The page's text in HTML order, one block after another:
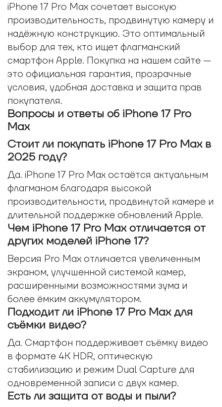
iPhone 17 Pro Max сочетает высокую
производительность, продвинутую камеру и
надёжную конструкцию. Это оптимальный
выбор для тех, кто ищет флагманский
смартфон Apple. Покупка на нашем сайте —
это официальная гарантия, прозрачные
условия, удобная доставка и защита прав
покупателя.
Вопросы и ответы об iPhone 17 Pro
Max
Стоит ли покупать iPhone 17 Pro Max в
2025 году?
Да. iPhone 17 Pro Max остаётся актуальным
флагманом благодаря высокой
производительности, продвинутой камере и
длительной поддержке обновлений Apple.
Чем iPhone 17 Pro Max отличается от
других моделей iPhone 17?
Версия Pro Max отличается увеличенным
экраном, улучшенной системой камер,
расширенными возможностями зума и
более ёмким аккумулятором.
Подходит ли iPhone 17 Pro Max для
съёмки видео?
Да. Смартфон поддерживает съёмку видео
в формате 4K HDR, оптическую
стабилизацию и режим Dual Capture для
одновременной записи с двух камер.
Есть ли защита от воды и пыли?